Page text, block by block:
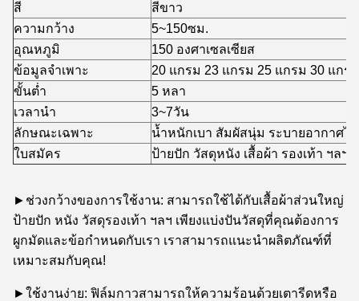
สี
สีขาว
ความกว้าง
5~150ซม.
อุณหภูมิ
150 องศาเซลเซียส
ข้อมูลจำเพาะ
20 แกรม 23 แกรม 25 แกรม 30 แกร
ขั้นต่ำ
5 หลา
เวลานำ
3~7วัน
ลักษณะเฉพาะ
น้ำหนักเบา สัมผัสนุ่ม ระบายอากาศได้
ใบสมัคร
ป้ายปัก วัสดุหนัง เสื้อผ้า รองเท้า ฯลฯ
►ช่วงกว้างของการใช้งาน: สามารถใช้ได้กับเสื้อผ้าส่วนใหญ่
ป้ายปัก หนัง วัสดุรองเท้า ฯลฯ เพียงแบ่งปันวัสดุที่คุณต้องการ
ผูกมัดและข้อกำหนดกับเรา เราสามารถแนะนำผลิตภัณฑ์ที่
เหมาะสมกับคุณ!
►ใช้งานง่าย: ฟิล์มกาวสามารถให้ความร้อนด้วยเตารีดหรือ